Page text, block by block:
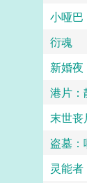
小哑巴
衍魂
新婚
港片：
末世丧
盗墓：
灵能